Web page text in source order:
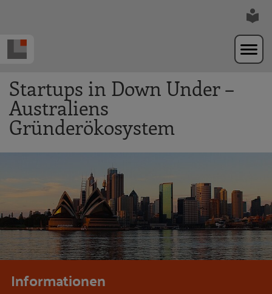
Startups in Down Under –
Australiens
Gründerökosystem
Informationen